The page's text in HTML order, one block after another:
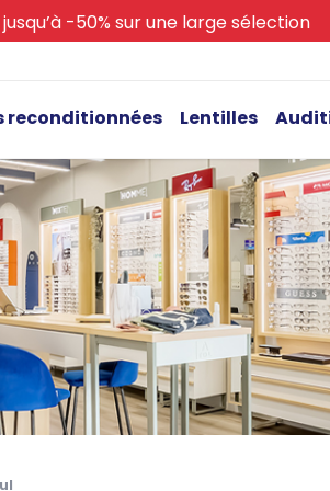
jusqu’à -50% sur une large sélection
reconditionnées Lentilles